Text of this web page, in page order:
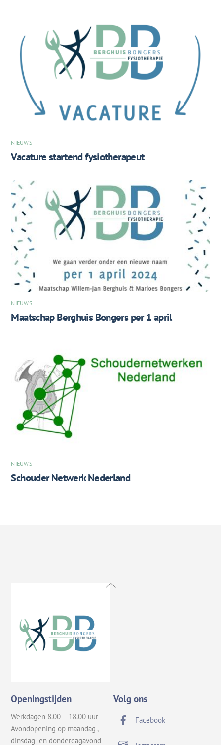
NIEUWS
Vacature startend fysiotherapeut
NIEUWS
Maatschap Berghuis Bongers per 1 april
NIEUWS
Schouder Netwerk Nederland
Back
Openingstijden
Werkdagen 8.00 – 18.00 uur
Avondopening op maandag-,
dinsdag- en donderdagavond
Volg ons
Facebook